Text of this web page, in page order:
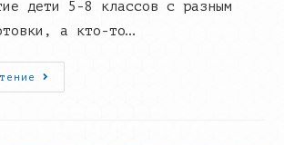
дети 5-8 классов с разным
а кто-то…
Мастер-
Класс